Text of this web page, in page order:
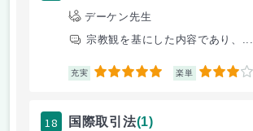
デーケン先生
宗教観を基にした内容であり、...
充実 5 楽単 3
18 国際取引法(1)